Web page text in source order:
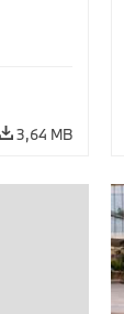
3,64 MB